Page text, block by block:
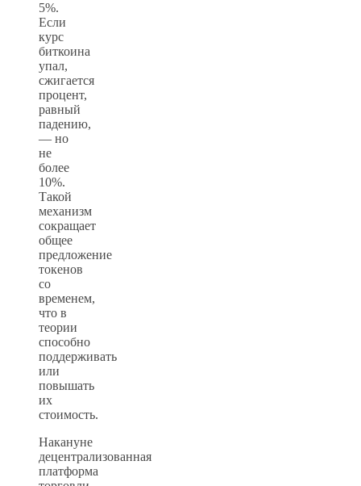
5%.
Если
курс
биткоина
упал,
сжигается
процент,
равный
падению,
— но
не
более
10%.
Такой
механизм
сокращает
общее
предложение
токенов
со
временем,
что в
теории
способно
поддерживать
или
повышать
их
стоимость.
Накануне
децентрализованная
платформа